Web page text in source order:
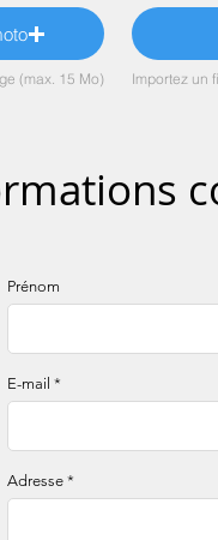
(max. 15 Mo) Importez un
Prénom
E-mail
Adresse